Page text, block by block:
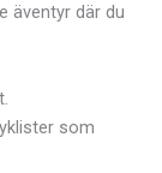
äventyr där du
som